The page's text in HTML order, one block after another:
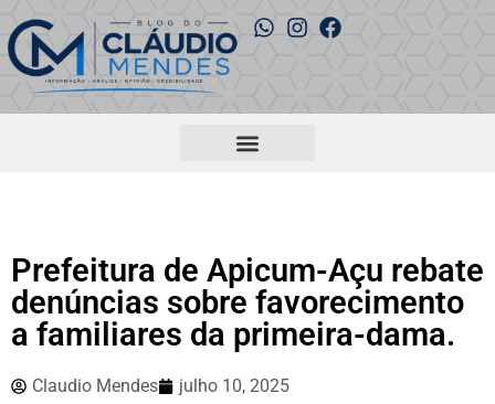
Prefeitura de Apicum-Açu rebate
denúncias sobre favorecimento
a familiares da primeira-dama.
Claudio Mendes julho 10, 2025